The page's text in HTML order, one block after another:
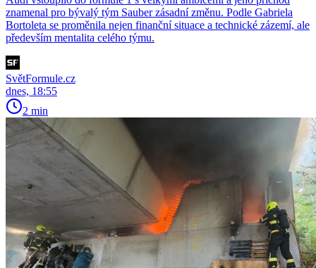
znamenal pro bývalý tým Sauber zásadní změnu. Podle Gabriela
Bortoleta se proměnila nejen finanční situace a technické zázemí, ale
především mentalita celého týmu.
SvětFormule.cz
dnes, 18:55
2 min